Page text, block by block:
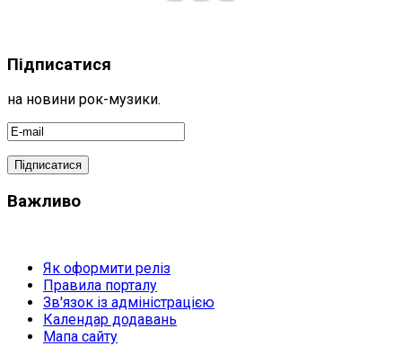
Підписатися
на новини рок-музики.
Важливо
Як оформити реліз
Правила порталу
Зв'язок із адміністрацією
Календар додавань
Мапа сайту